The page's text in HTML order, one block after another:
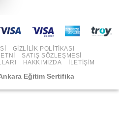
GIZLILIK POLITIKASI
SATIŞ SÖZLEŞMESI
HAKKIMIZDA İLETIŞIM
Eğitim Sertifika